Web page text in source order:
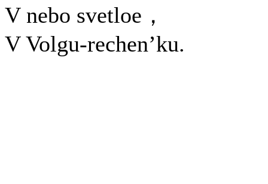
V nebo svetloe，
V Volgu-rechen’ku.